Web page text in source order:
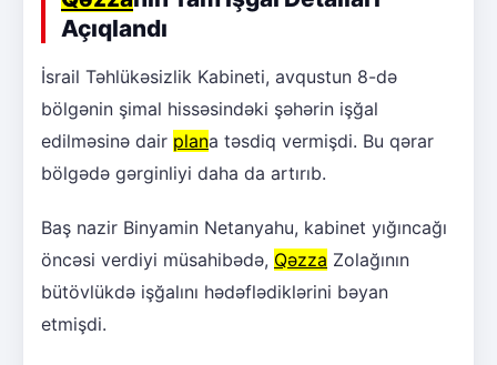
Açıqlandı
İsrail Təhlükəsizlik Kabineti, avqustun 8-də
bölgənin şimal hissəsindəki şəhərin işğal
edilməsinə dair plana təsdiq vermişdi. Bu qərar
bölgədə gərginliyi daha da artırıb.
Baş nazir Binyamin Netanyahu, kabinet yığıncağı
öncəsi verdiyi müsahibədə, Qəzza Zolağının
bütövlükdə işğalını hədəflədiklərini bəyan
etmişdi.